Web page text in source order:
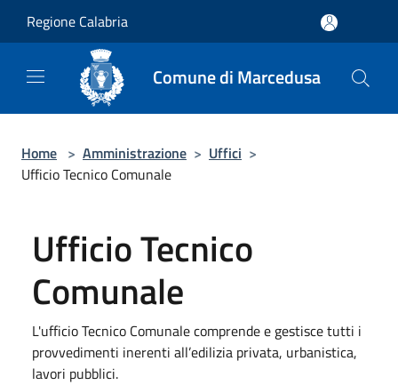
Regione Calabria
Comune di Marcedusa
Home > Amministrazione > Uffici >
Ufficio Tecnico Comunale
Ufficio Tecnico
Comunale
L'ufficio Tecnico Comunale comprende e gestisce tutti i
provvedimenti inerenti all’edilizia privata, urbanistica,
lavori pubblici.